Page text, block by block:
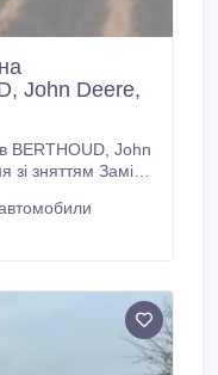
John Deere,
John
Заміна